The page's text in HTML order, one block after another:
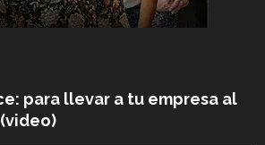
para llevar a tu empresa al